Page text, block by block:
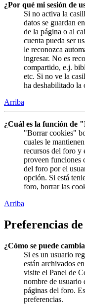
¿Por qué mi sesión de
Si no activa la
datos se guardan
de la página o al
cuenta pueda ser
le reconozca
ingresar. No es
compartido, e.j.
etc. Si no ve la
ha deshabilitado la
Arriba
¿Cuál es la función de
"Borrar cookies"
cuales le
recursos del foro y
proveen funciones
del foro por el
opción. Si está
foro, borrar las
Arriba
Preferencias
¿Cómo se puede
Si es un usuario
están archivados
visite el Panel de
nombre de usuario
páginas del foro.
preferencias.